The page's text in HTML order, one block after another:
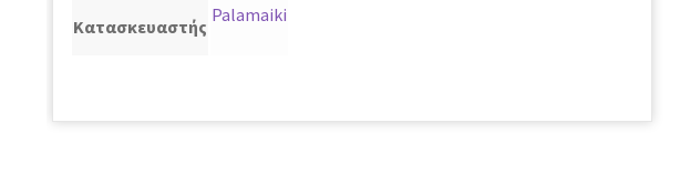
Κατασκευαστής
Palamaiki